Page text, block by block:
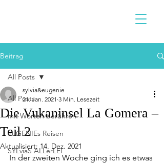
Beitrag
All Posts
mit Worten berühren
euGENIEs Reisen
SYLviaS ALLerLEI
All Posts
Die Vukaninsel La Gomera –
Teil 2
sylvia&eugenie
21. Jan. 2021 3 Min. Lesezeit
Aktualisiert:14. Dez. 2021
In der zweiten Woche ging ich es etwas